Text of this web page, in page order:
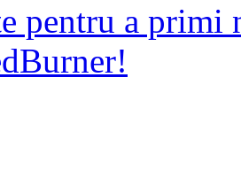
pentru a primi